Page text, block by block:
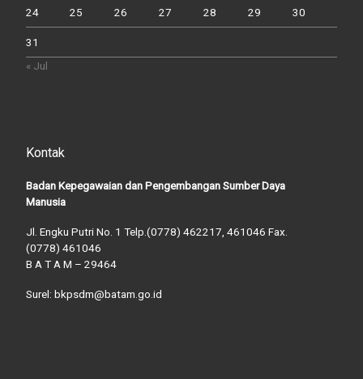
24 25 26 27 28 29 30
31
« Jul
Kontak
Badan Kepegawaian dan Pengembangan Sumber Daya
Manusia
Jl. Engku Putri No. 1 Telp.(0778) 462217, 461046 Fax.
(0778) 461046
B A T A M – 29464
Surel: bkpsdm@batam.go.id